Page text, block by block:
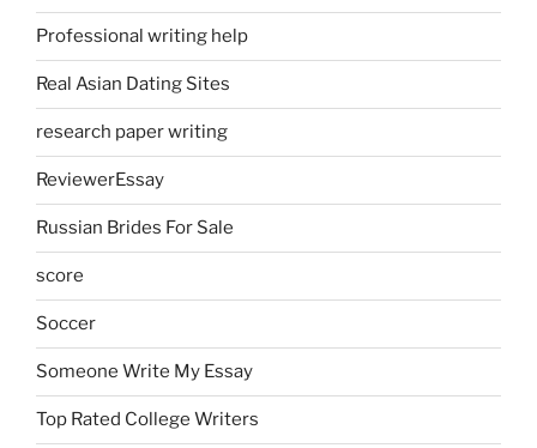
Professional writing help
Real Asian Dating Sites
research paper writing
ReviewerEssay
Russian Brides For Sale
score
Soccer
Someone Write My Essay
Top Rated College Writers